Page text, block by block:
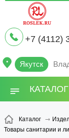
+7 (4112)
Якутск
Каталог
Товары санитарии и